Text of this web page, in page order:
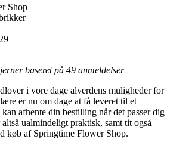
Shop
baseret på 49 anmeldelser
i vore dage alverdens muligheder for
er nu om dage at få leveret til et
afhente din bestilling når det passer dig
ualmindeligt praktisk, samt tit også
køb af Springtime Flower Shop.